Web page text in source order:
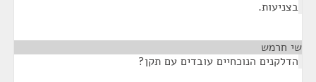
בצניעות.
שי חרמש
הדלקנים הנוכחיים עובדים עם תקן?